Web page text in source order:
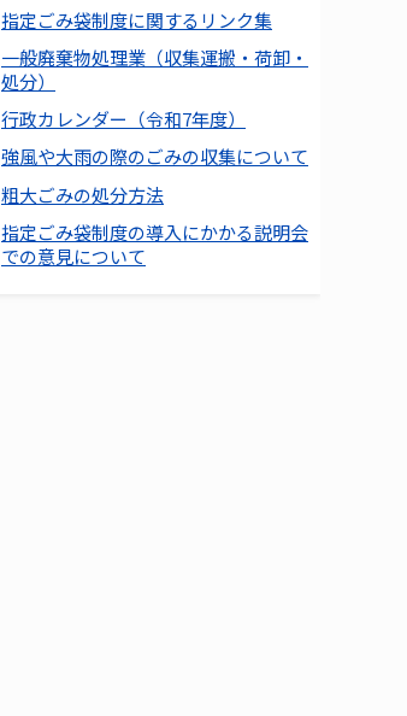
指定ごみ袋制度に関するリンク集
一般廃棄物処理業（収集運搬・荷卸・
処分）
行政カレンダー（令和7年度）
強風や大雨の際のごみの収集について
粗大ごみの処分方法
指定ごみ袋制度の導入にかかる説明会
での意見について